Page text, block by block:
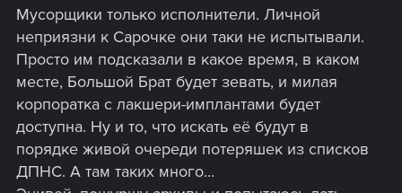
Мусорщики только исполнители. Личной
неприязни к Сарочке они таки не испытывали.
Просто им подсказали в какое время, в каком
месте, Большой Брат будет зевать, и милая
корпоратка с лакшери-имплантами будет
доступна. Ну и то, что искать её будут в
порядке живой очереди потеряшек из списков
ДПНС. А там таких много...